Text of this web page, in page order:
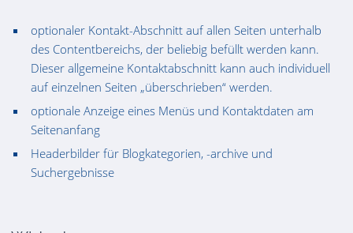
optionaler Kontakt-Abschnitt auf allen Seiten unterhalb
des Contentbereichs, der beliebig befüllt werden kann.
Dieser allgemeine Kontaktabschnitt kann auch individuell
auf einzelnen Seiten „überschrieben“ werden.
optionale Anzeige eines Menüs und Kontaktdaten am
Seitenanfang
Headerbilder für Blogkategorien, -archive und
Suchergebnisse